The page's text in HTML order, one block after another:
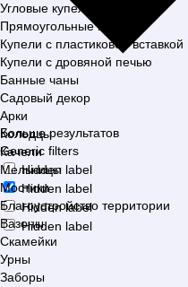
Больше результатов
Generic filters
Hidden label
Hidden label
Hidden label
Hidden label
Угловые купели
Прямоугольные купели
Купели с пластиковой вставкой
Купели с дровяной печью
Банные чаны
Садовый декор
Арки
Колодцы
Качели
Мельницы
Мостики
Благоустройство территории
Вазоны
Скамейки
Урны
Заборы